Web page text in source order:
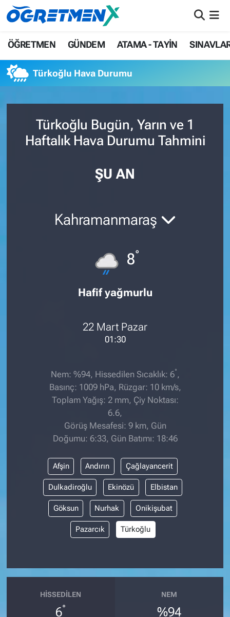
ÖĞRETMEN GÜNDEM ATAMA - TAYİN
Türkoğlu Hava Durumu
Türkoğlu Bugün, Yarın ve 1
Haftalık Hava Durumu Tahmini
ŞU AN
Kahramanmaraş
8°
Hafif yağmurlu
22 Mart Pazar
01:30
Nem: %94, Hissedilen Sıcaklık: 6° ,
Basınç: 1009 hPa, Rüzgar: 10 km/s,
Toplam Yağış: 2 mm, Çiy Noktası:
6.6,
Görüş Mesafesi: 9 km, Gün
Doğumu: 6:33, Gün Batımı: 18:46
Afşin Andırın Çağlayancerit
Dulkadiroğlu Ekinözü Elbistan
Göksun Nurhak Onikişubat
Pazarcık Türkoğlu
HISSEDILEN
6°
NEM
%94
ÖĞRETMEN
SINAVLAR
HAYATIN İÇİNDEN
UZMAN ÖĞRETMENLİK
İstanbul Nöbetçi Eczaneler
İstanbul Trafik Yoğunluk Haritası
Süper Lig Puan Durumu ve Fikstür
Haber Arşivi